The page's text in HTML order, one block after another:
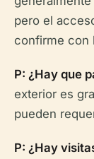
pero el
confirme con
P: ¿Hay que
exterior es
pueden
P: ¿Hay